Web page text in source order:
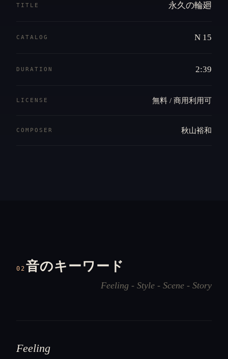
TITLE 永久の輪廻
CATALOG N 15
DURATION 2:39
LICENSE 無料 / 商用利用可
COMPOSER 秋山裕和
02 音のキーワード
Feeling - Style - Scene - Story
Feeling